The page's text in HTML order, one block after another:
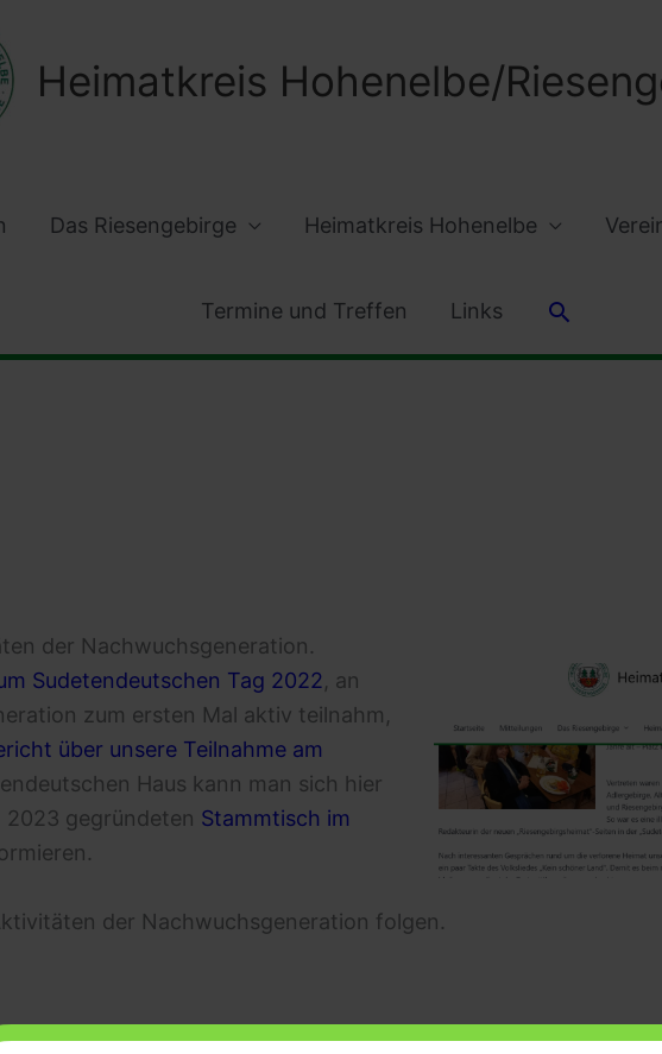
Heimatkreis Hohenelbe/
Das Riesengebirge Heimatkreis Hohenelbe
Termine und Treffen Links Suchen
der Nachwuchsgeneration.
Sudetendeutschen Tag 2022, an
zum ersten Mal aktiv teilnahm,
über unsere Teilnahme am
Haus kann man sich hier
2023 gegründeten Stammtisch im
der Nachwuchsgeneration folgen.